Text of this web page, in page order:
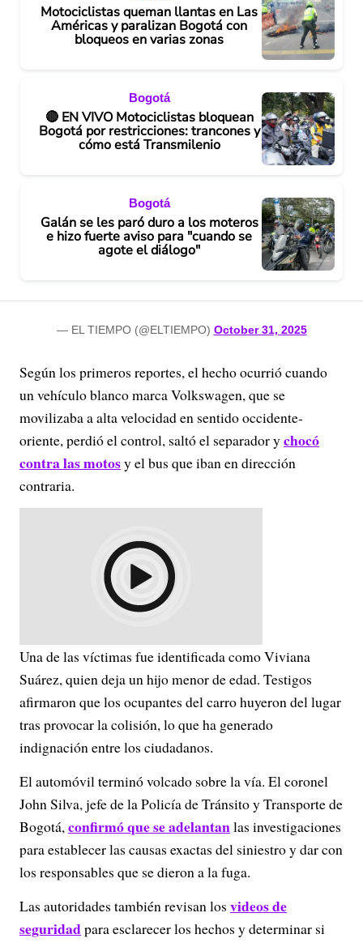
Motociclistas queman llantas en Las
Américas y paralizan Bogotá con
bloqueos en varias zonas
Bogotá
🔴 EN VIVO Motociclistas bloquean
Bogotá por restricciones: trancones y
cómo está Transmilenio
Bogotá
Galán se les paró duro a los moteros
e hizo fuerte aviso para "cuando se
agote el diálogo"
— EL TIEMPO (@ELTIEMPO) October 31, 2025
Según los primeros reportes, el hecho ocurrió cuando
un vehículo blanco marca Volkswagen, que se
movilizaba a alta velocidad en sentido occidente-
oriente, perdió el control, saltó el separador ychocó
contra las motosy el bus que iban en dirección
contraria.
Una de las víctimas fue identificada como Viviana
Suárez, quien deja un hijo menor de edad. Testigos
afirmaron que los ocupantes del carro huyeron del lugar
tras provocar la colisión, lo que ha generado
indignación entre los ciudadanos.
El automóvil terminó volcado sobre la vía. El coronel
John Silva, jefe de la Policía de Tránsito y Transporte de
Bogotá,confirmó que se adelantanlas investigaciones
para establecer las causas exactas del siniestro y dar con
los responsables que se dieron a la fuga.
Las autoridades también revisan los videos de
seguridadpara esclarecer los hechos y determinar si